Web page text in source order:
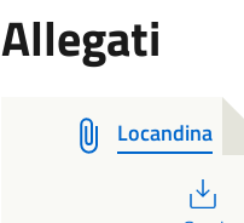
Allegati
Locandina